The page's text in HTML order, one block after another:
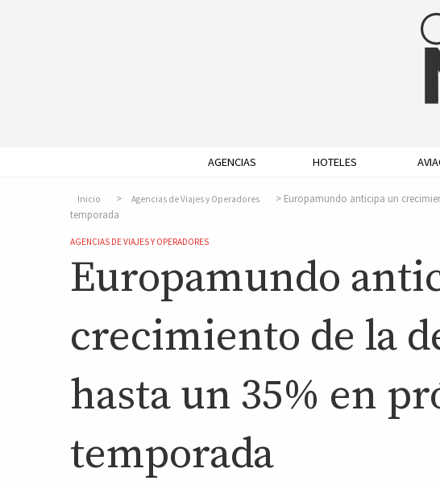
AGENCIAS HOTELES
Inicio Agencias de Viajes y Operadores
Europamundo anticipa un
temporada
AGENCIAS DE VIAJES Y OPERADORES
Europamundo
crecimiento de la
hasta un 35% en
temporada